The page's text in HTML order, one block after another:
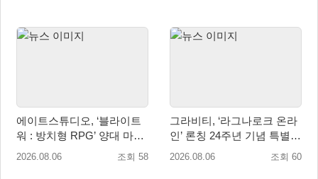
에이트스튜디오, ‘블라이트
워 : 방치형 RPG’ 양대 마켓
인기 순위 1위 달성
2026.08.06 조회 58
그라비티, ‘라그나로크 온라
인’ 론칭 24주년 기념 특별
감사 축제 실시!
2026.08.06 조회 60